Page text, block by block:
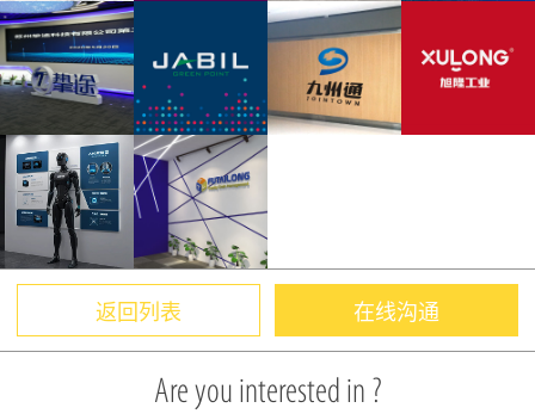
返回列表 在线沟通
Are you interested in ?